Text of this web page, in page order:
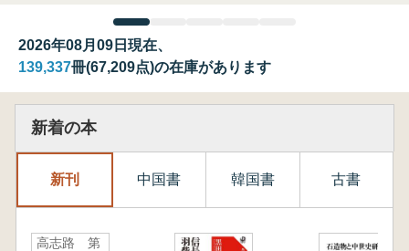
2026年08月09日現在、
139,337冊(67,209点)の在庫があります
新着の本
新刊 中国書 韓国書 古書
高志路 第